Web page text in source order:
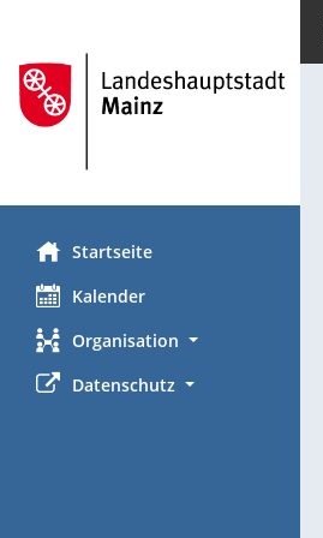
Startseite
Kalender
Organisation
Datenschutz